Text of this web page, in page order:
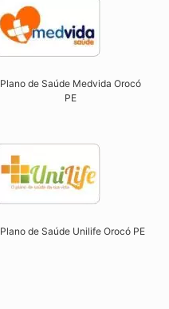
Plano de Saúde Medvida Orocó
PE
Plano de Saúde Unilife Orocó PE​